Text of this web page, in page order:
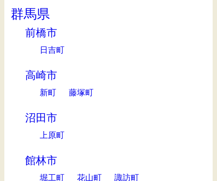
群馬県
前橋市
日吉町
高崎市
新町 藤塚町
沼田市
上原町
館林市
堀工町 花山町 諏訪町